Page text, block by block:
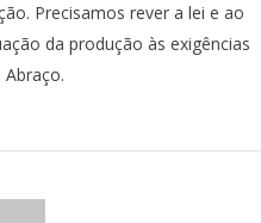
Precisamos rever a lei e ao
da produção às exigências
Abraço.